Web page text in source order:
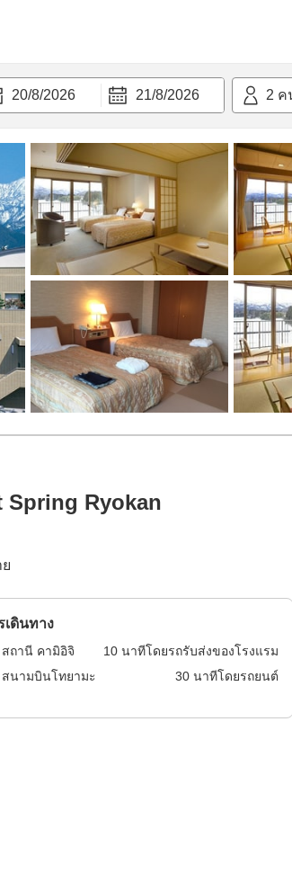
20/8/2026 21/8/2026 2 ค
Spring Ryokan
เดินทาง
สถานี คามิอิจิ 10นาทีโดยรถรับส่งของโรงแรม
สนามบินโทยามะ
30นาทีโดยรถยนต์